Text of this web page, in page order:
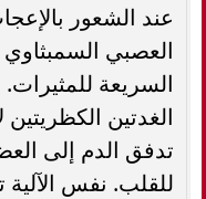
عند الشعور
العصبي
السريعة
الغدتين الكظريتين
تدفق الدم إلى
للقلب. نفس